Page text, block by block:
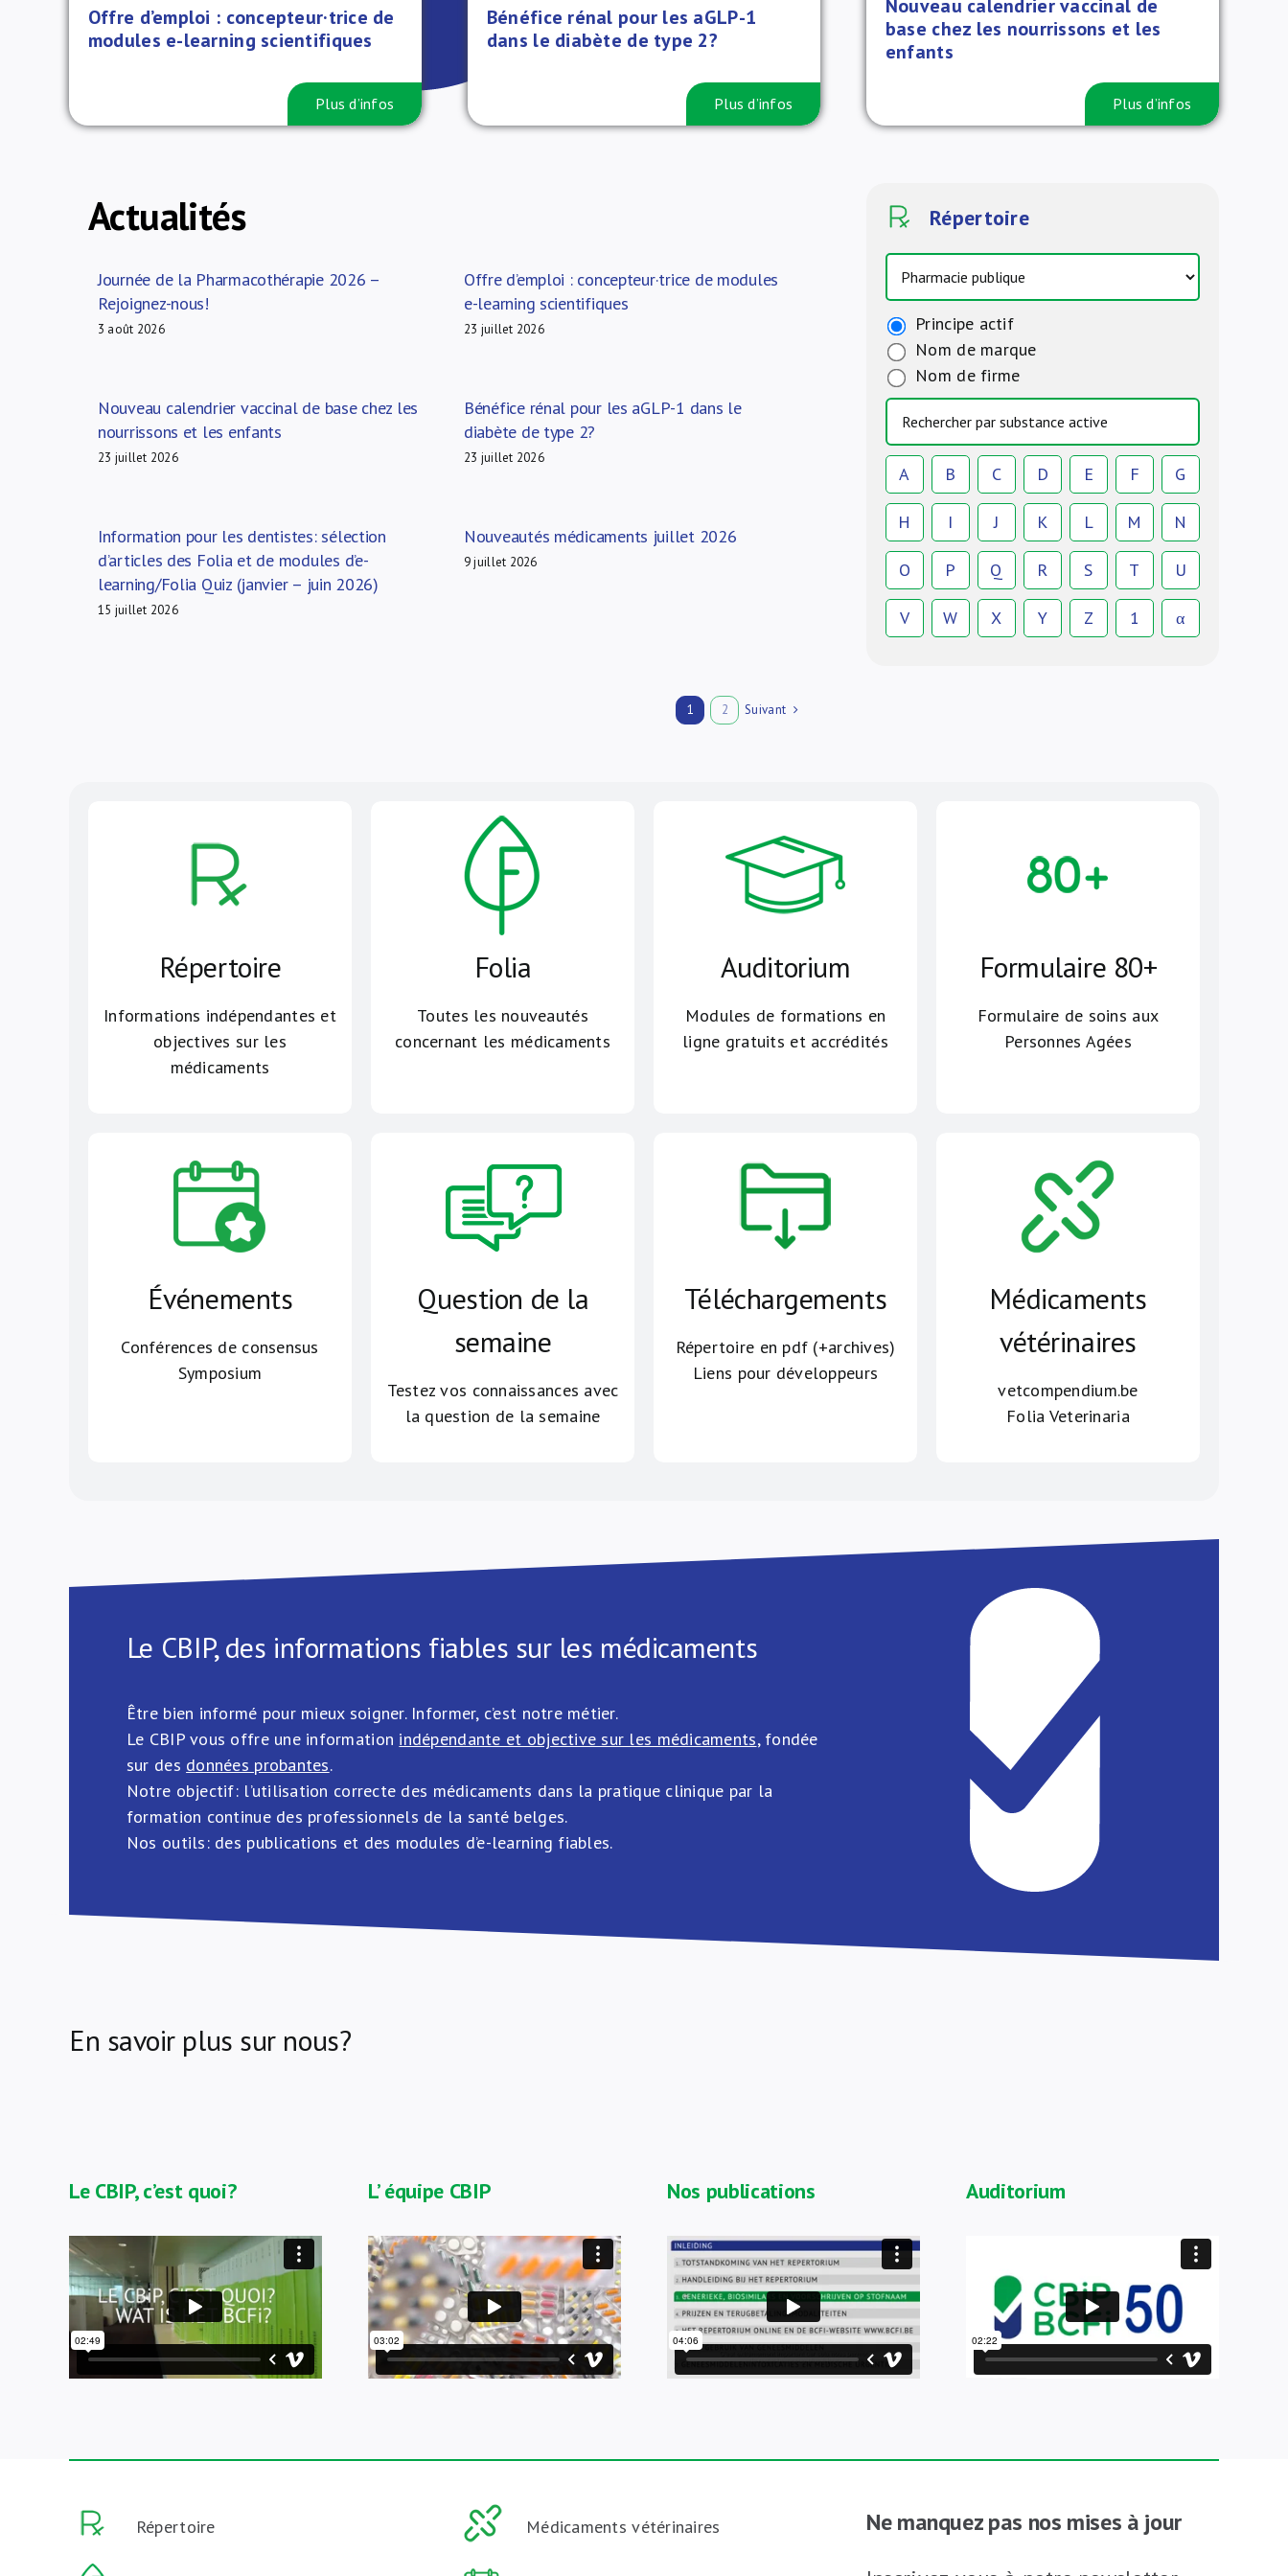
Offre d’emploi : concepteur·trice de
modules e-learning scientifiques
Plus d’infos
Bénéfice rénal pour les aGLP-1
dans le diabète de type 2?
Plus d’infos
Nouveau calendrier vaccinal de
base chez les nourrissons et les
enfants
Plus d’infos
Actualités
Journée de la Pharmacothérapie 2026 –
Rejoignez-nous!
3 août 2026
Offre d’emploi : concepteur·trice de modules
e-learning scientifiques
23 juillet 2026
Nouveau calendrier vaccinal de base chez les
nourrissons et les enfants
23 juillet 2026
Bénéfice rénal pour les aGLP-1 dans le
diabète de type 2?
23 juillet 2026
Information pour les dentistes: sélection
d’articles des Folia et de modules d’e-
learning/Folia Quiz (janvier – juin 2026)
15 juillet 2026
Nouveautés médicaments juillet 2026
9 juillet 2026
1 2 Suivant
Répertoire
Principe actif
Nom de marque
Nom de firme
A B C D E F G
H I J K L M N
O P Q R S T U
V W X Y Z 1 α
Répertoire
Informations indépendantes et
objectives sur les
médicaments
Folia
Toutes les nouveautés
concernant les médicaments
Auditorium
Modules de formations en
ligne gratuits et accrédités
Formulaire 80+
Formulaire de soins aux
Personnes Agées
Événements
Conférences de consensus
Symposium
Question de la
semaine
Testez vos connaissances avec
la question de la semaine
Téléchargements
Répertoire en pdf (+archives)
Liens pour développeurs
Médicaments
vétérinaires
vetcompendium.be
Folia Veterinaria
Le CBIP, des informations fiables sur les médicaments
Être bien informé pour mieux soigner. Informer, c’est notre métier.
Le CBIP vous offre une information indépendante et objective sur les médicaments, fondée
sur des données probantes.
Notre objectif: l’utilisation correcte des médicaments dans la pratique clinique par la
formation continue des professionnels de la santé belges.
Nos outils: des publications et des modules d’e-learning fiables.
En savoir plus sur nous?
Le CBIP, c’est quoi? L’ équipe CBIP Nos publications Auditorium
Répertoire Médicaments vétérinaires Ne manquez pas nos mises à jour